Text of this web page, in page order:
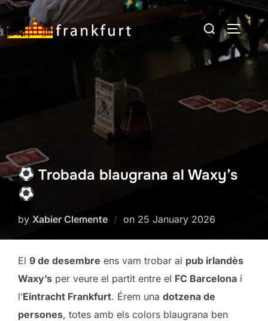
Skip
to
content
Search
for:
Trobada blaugrana al Waxy’s
by Xabier Clemente on Posted
25 January 2026
El 9 de desembre ens vam trobar al pub irlandès
Waxy’s per veure el partit entre el FC Barcelona i
l’Eintracht Frankfurt. Érem una dotzena de
persones, totes amb els colors blaugrana ben